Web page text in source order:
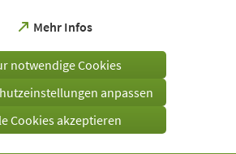
Mehr Infos
(Öffnet
einem
Tab)
notwendige Cookies
anpassen
Cookies akzeptieren